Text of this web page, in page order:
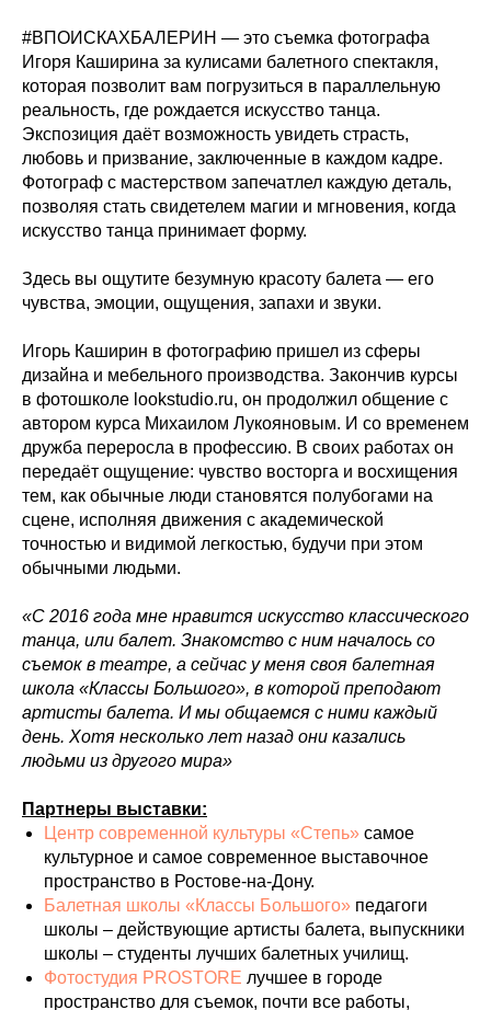
#ВПОИСКАХБАЛЕРИН — это съемка фотографа
Игоря Каширина за кулисами балетного спектакля,
которая позволит вам погрузиться в параллельную
реальность, где рождается искусство танца.
Экспозиция даёт возможность увидеть страсть,
любовь и призвание, заключенные в каждом кадре.
Фотограф с мастерством запечатлел каждую деталь,
позволяя стать свидетелем магии и мгновения, когда
искусство танца принимает форму.
Здесь вы ощутите безумную красоту балета — его
чувства, эмоции, ощущения, запахи и звуки.
Игорь Каширин в фотографию пришел из сферы
дизайна и мебельного производства. Закончив курсы
в фотошколе lookstudio.ru, он продолжил общение с
автором курса Михаилом Лукояновым. И со временем
дружба переросла в профессию. В своих работах он
передаёт ощущение: чувство восторга и восхищения
тем, как обычные люди становятся полубогами на
сцене, исполняя движения с академической
точностью и видимой легкостью, будучи при этом
обычными людьми.
«С 2016 года мне нравится искусство классического
танца, или балет. Знакомство с ним началось со
съемок в театре, а сейчас у меня своя балетная
школа «Классы Большого», в которой преподают
артисты балета. И мы общаемся с ними каждый
день. Хотя несколько лет назад они казались
людьми из другого мира»
Партнеры выставки:
Центр современной культуры «Степь» самое
культурное и самое современное выставочное
пространство в Ростове-на-Дону.
Балетная школы «Классы Большого» педагоги
школы – действующие артисты балета, выпускники
школы – студенты лучших балетных училищ.
Фотостудия PROSTORE лучшее в городе
пространство для съемок, почти все работы,